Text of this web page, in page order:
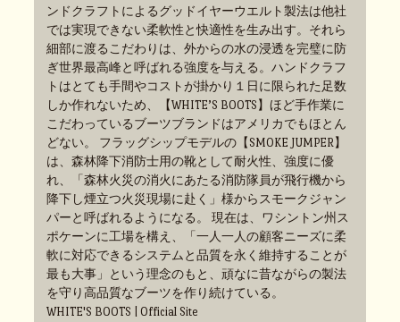
ンドクラフトによるグッドイヤーウエルト製法は他社
では実現できない柔軟性と快適性を生み出す。それら
細部に渡るこだわりは、外からの水の浸透を完璧に防
ぎ世界最高峰と呼ばれる強度を与える。ハンドクラフ
トはとても手間やコストが掛かり１日に限られた足数
しか作れないため、【WHITE’S BOOTS】ほど手作業に
こだわっているブーツブランドはアメリカでもほとん
どない。 フラッグシップモデルの【SMOKE JUMPER】
は、森林降下消防士用の靴として耐火性、強度に優
れ、「森林火災の消火にあたる消防隊員が飛行機から
降下し煙立つ火災現場に赴く」様からスモークジャン
パーと呼ばれるようになる。 現在は、ワシントン州ス
ポケーンに工場を構え、「一人一人の顧客ニーズに柔
軟に対応できるシステムと品質を永く維持することが
最も大事」という理念のもと、頑なに昔ながらの製法
を守り高品質なブーツを作り続けている。
WHITE'S BOOTS | Official Site